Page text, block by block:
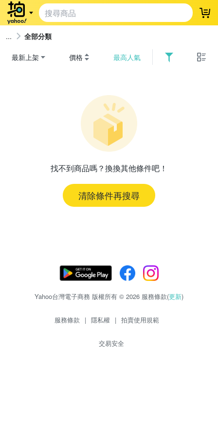
登
全部分類
最新上架 價格 最高人氣
找不到商品嗎？換換其他條件吧！
清除條件再搜尋
Yahoo台灣電子商務 版權所有 © 2026 服務條款(更新)
服務條款 | 隱私權 | 拍賣使用規範
交易安全